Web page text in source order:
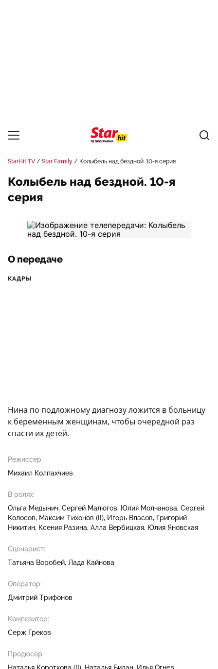
StarHit TV Star Family Колыбель над бездной. 10-я серия
Колыбель над бездной. 10-я
серия
О передаче
КАДРЫ
Нина по подложному диагнозу ложится в больницу
к беременным женщинам, чтобы очередной раз
спасти их детей.
Режиссер:
Михаил Колпахчиев
В ролях:
Ольга Медынич Сергей Малюгов Юлия Молчанова Сергей
Колосов
Максим Тихонов (II) Игорь Власов
Григорий
Никитин Ксения Разина Алла Вербицкая Юлия Яновская
Сценарист:
Татьяна Воробей Лада Кайнова
Оператор:
Дмитрий Трифонов
Композитор:
Серж Греков
Продюсер: